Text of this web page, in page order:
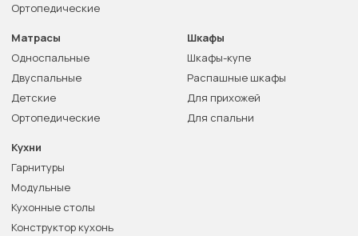
Ортопедические
Матрасы
Односпальные
Двуспальные
Детские
Ортопедические
Шкафы
Шкафы-купе
Распашные шкафы
Для прихожей
Для спальни
Кухни
Гарнитуры
Модульные
Кухонные столы
Конструктор кухонь